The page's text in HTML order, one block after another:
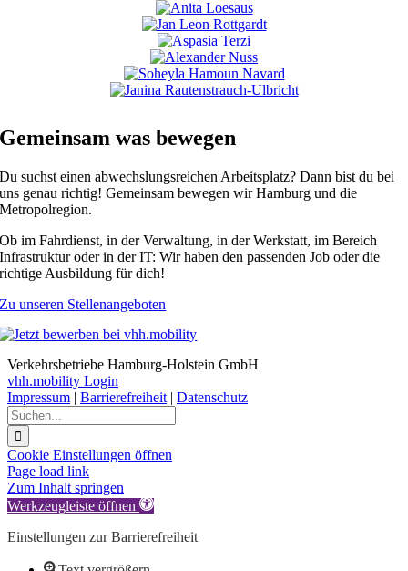
Gemeinsam was bewegen
Du suchst einen abwechslungsreichen Arbeitsplatz? Dann bist du bei
uns genau richtig! Gemeinsam bewegen wir Hamburg und die
Metropolregion.
Ob im Fahrdienst, in der Verwaltung, in der Werkstatt, im Bereich
Infrastruktur oder in der IT: Wir haben den passenden Job oder die
richtige Ausbildung für dich!
Zu unseren Stellenangeboten
Verkehrsbetriebe Hamburg-Holstein GmbH
vhh.mobility Login
Impressum | Barrierefreiheit | Datenschutz
Suche
nach:
Cookie Einstellungen öffnen
Facebook
LinkedIn
Instagram
YouTube
Page load link
Zum Inhalt springen
Werkzeugleiste öffnen
Einstellungen zur Barrierefreiheit